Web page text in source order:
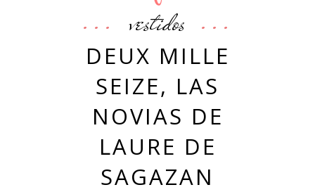
vestidos
DEUX MILLE
SEIZE, LAS
NOVIAS DE
LAURE DE
SAGAZAN